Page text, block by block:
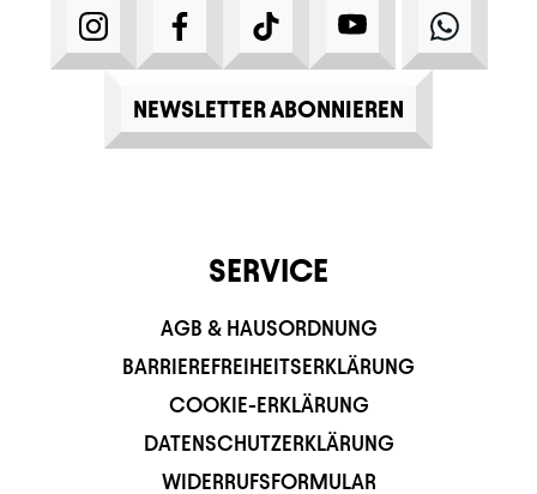
INSTAGRAMFACEBOOKTIKTOK YOUTUBE
NEWSLETTER ABONNIEREN
SERVICE
AGB & HAUSORDNUNG
BARRIEREFREIHEITSERKLÄRUNG
COOKIE-ERKLÄRUNG
DATENSCHUTZERKLÄRUNG
WIDERRUFSFORMULAR